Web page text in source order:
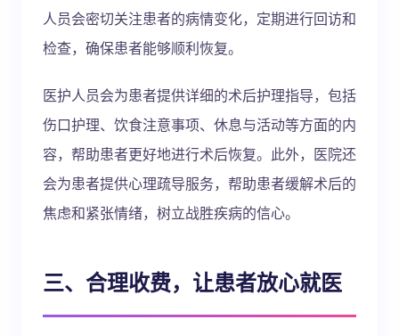
人员会密切关注患者的病情变化，定期进行回访和
检查，确保患者能够顺利恢复。
医护人员会为患者提供详细的术后护理指导，包括
伤口护理、饮食注意事项、休息与活动等方面的内
容，帮助患者更好地进行术后恢复。此外，医院还
会为患者提供心理疏导服务，帮助患者缓解术后的
焦虑和紧张情绪，树立战胜疾病的信心。
三、合理收费，让患者放心就医